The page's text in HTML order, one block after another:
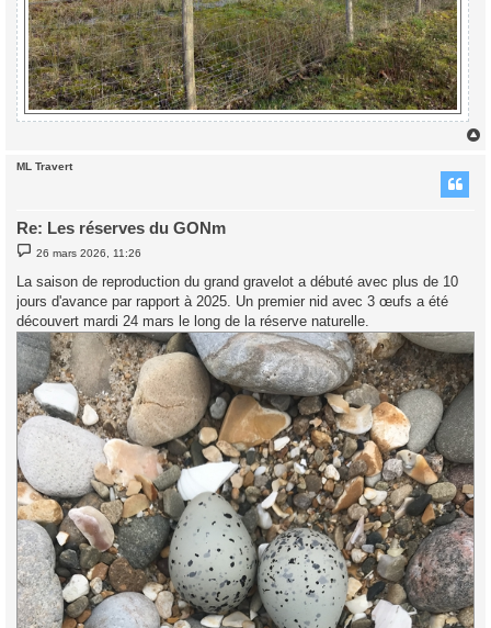
ML Travert
Re: Les réserves du GONm
M
e
s
a
e
26 mars 2026, 11:26
La saison de reproduction du grand gravelot a débuté avec plus de 10
jours d'avance par rapport à 2025. Un premier nid avec 3 œufs a été
découvert mardi 24 mars le long de la réserve naturelle.